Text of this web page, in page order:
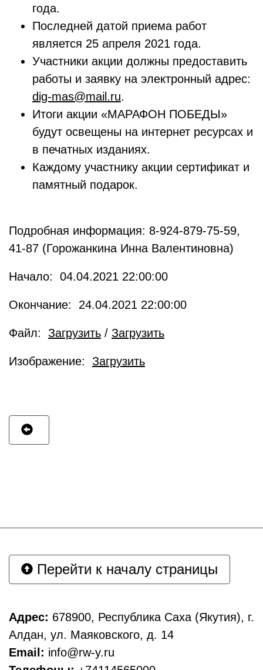
года.
Последней датой приема работ
является 25 апреля 2021 года.
Участники акции должны предоставить
работы и заявку на электронный адрес:
dig-mas@mail.ru.
Итоги акции «МАРАФОН ПОБЕДЫ»
будут освещены на интернет ресурсах и
в печатных изданиях.
Каждому участнику акции сертификат и
памятный подарок.
Подробная информация: 8-924-879-75-59,
41-87 (Горожанкина Инна Валентиновна)
Начало: 04.04.2021 22:00:00
Окончание: 24.04.2021 22:00:00
Файл: Загрузить / Загрузить
Изображение: Загрузить
Перейти к началу страницы
Адрес: 678900, Республика Саха (Якутия), г.
Алдан, ул. Маяковского, д. 14
Email: info@rw-y.ru